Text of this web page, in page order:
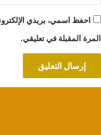
احفظ اسمي، بريدي
المرة المقبلة في تعليقي.